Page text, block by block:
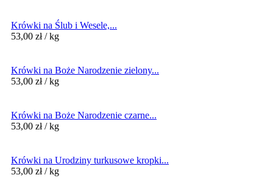
Krówki na Ślub i Wesele,...
53,00 zł / kg
Krówki na Boże Narodzenie zielony...
53,00 zł / kg
Krówki na Boże Narodzenie czarne...
53,00 zł / kg
Krówki na Urodziny turkusowe kropki...
53,00 zł / kg